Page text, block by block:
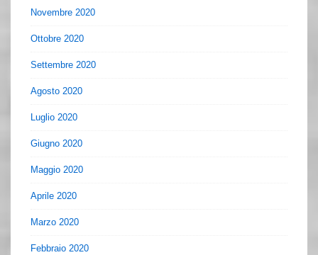
Novembre 2020
Ottobre 2020
Settembre 2020
Agosto 2020
Luglio 2020
Giugno 2020
Maggio 2020
Aprile 2020
Marzo 2020
Febbraio 2020